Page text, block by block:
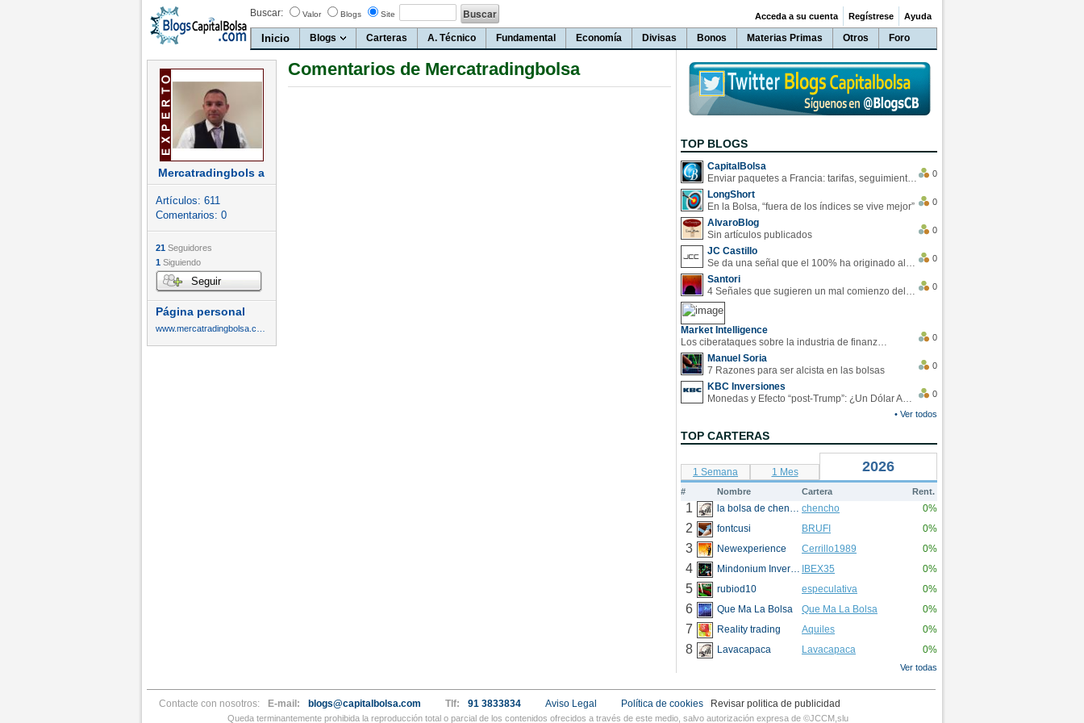
Buscar: Valor Blogs Site
Inicio Blogs Carteras A. Técnico Fundamental Economía Divisas Bonos Materias Primas Otros Foro
Acceda a su cuenta Regístrese Ayuda
Mercatradingbols a
Artículos: 611
Comentarios: 0
21 Seguidores
1 Siguiendo
Seguir
Página personal
Comentarios de Mercatradingbolsa
TOP BLOGS
CapitalBolsa
Enviar paquetes a Francia: tarifas, seguimiento y ventajas destacadas
0
LongShort
En la Bolsa, “fuera de los índices se vive mejor”
0
AlvaroBlog
Sin artículos publicados
0
JC Castillo
Se da una señal que el 100% ha originado alzas en las bolsas
0
Santori
4 Señales que sugieren un mal comienzo del 3T de la economía EEUU
0
Market Intelligence
Los ciberataques sobre la industria de finanzas se han duplicado este año
0
Manuel Soria
7 Razones para ser alcista en las bolsas
0
KBC Inversiones
Monedas y Efecto “post-Trump”: ¿Un Dólar Americano operando en rangos?
0
• Ver todos
TOP CARTERAS
1 Semana 1 Mes 2026
# Nombre Cartera Rent.
1 la bolsa de chencho chencho 0%
2 fontcusi BRUFI 0%
3 Newexperience Cerrillo1989 0%
4 Mindonium Inversions IBEX35 0%
5 rubiod10 especulativa 0%
6 Que Ma La Bolsa Que Ma La Bolsa 0%
7 Reality trading Aquiles 0%
8 Lavacapaca Lavacapaca 0%
Ver todas
Contacte con nosotros: E-mail: blogs@capitalbolsa.com Tlf: 91 3833834 Aviso Legal Revisar politica de publicidad
Política de cookies
Queda terminantemente prohibida la reproducción total o parcial de los contenidos ofrecidos a través de este medio, salvo autorización expresa de ©JCCM,slu